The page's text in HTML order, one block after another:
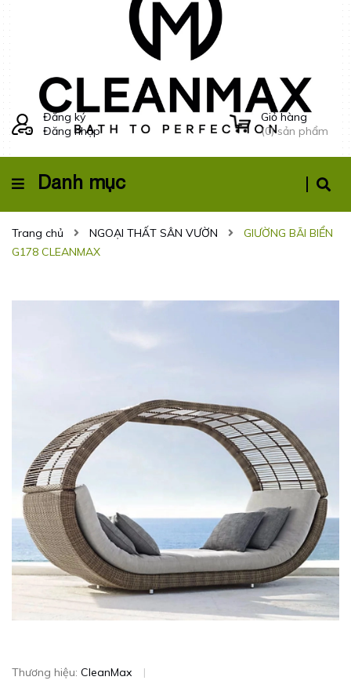
Đăng ký
Đăng nhập
Giỏ hàng
(0) sản phẩm
Danh mục
Trang chủ NGOẠI THẤT SÂN VƯỜN
GIƯỜNG BÃI BIỂN
G178 CLEANMAX
Thương hiệu: CleanMax |